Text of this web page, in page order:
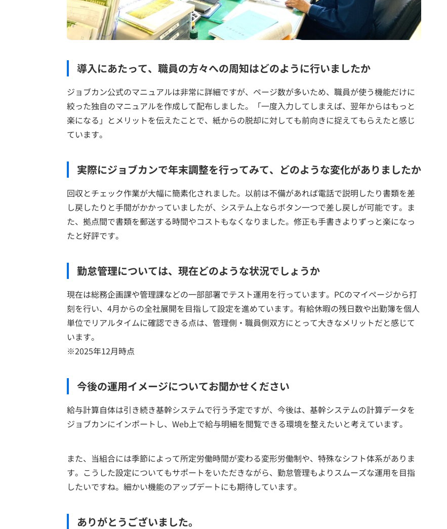
導入にあたって、職員の方々への周知はどのように行いましたか
ジョブカン公式のマニュアルは非常に詳細ですが、ページ数が多いため、職員が使う機能だけに
絞った独自のマニュアルを作成して配布しました。「一度入力してしまえば、翌年からはもっと
楽になる」とメリットを伝えたことで、紙からの脱却に対しても前向きに捉えてもらえたと感じ
ています。
実際にジョブカンで年末調整を行ってみて、どのような変化がありましたか
回収とチェック作業が大幅に簡素化されました。以前は不備があれば電話で説明したり書類を差
し戻したりと手間がかかっていましたが、システム上ならボタン一つで差し戻しが可能です。ま
た、拠点間で書類を郵送する時間やコストもなくなりました。修正も手書きよりずっと楽になっ
たと好評です。
勤怠管理については、現在どのような状況でしょうか
現在は総務企画課や管理課などの一部部署でテスト運用を行っています。PCのマイページから打
刻を行い、4月からの全社展開を目指して設定を進めています。有給休暇の残日数や出勤簿を個人
単位でリアルタイムに確認できる点は、管理側・職員側双方にとって大きなメリットだと感じて
います。
※2025年12月時点
今後の運用イメージについてお聞かせください
給与計算自体は引き続き基幹システムで行う予定ですが、今後は、基幹システムの計算データを
ジョブカンにインポートし、Web上で給与明細を閲覧できる環境を整えたいと考えています。
また、当組合には季節によって所定労働時間が変わる変形労働制や、特殊なシフト体系がありま
す。こうした設定についてもサポートをいただきながら、勤怠管理もよりスムーズな運用を目指
したいですね。細かい機能のアップデートにも期待しています。
ありがとうございました。